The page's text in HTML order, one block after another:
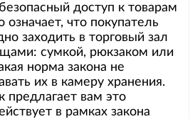
доступ к товарам
означает, что покупатель
заходить в торговый зал
сумкой, рюкзаком или
норма закона не
их в камеру хранения.
предлагает вам это
в рамках закона